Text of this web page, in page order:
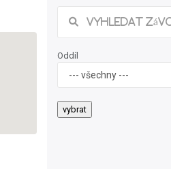
Oddíl